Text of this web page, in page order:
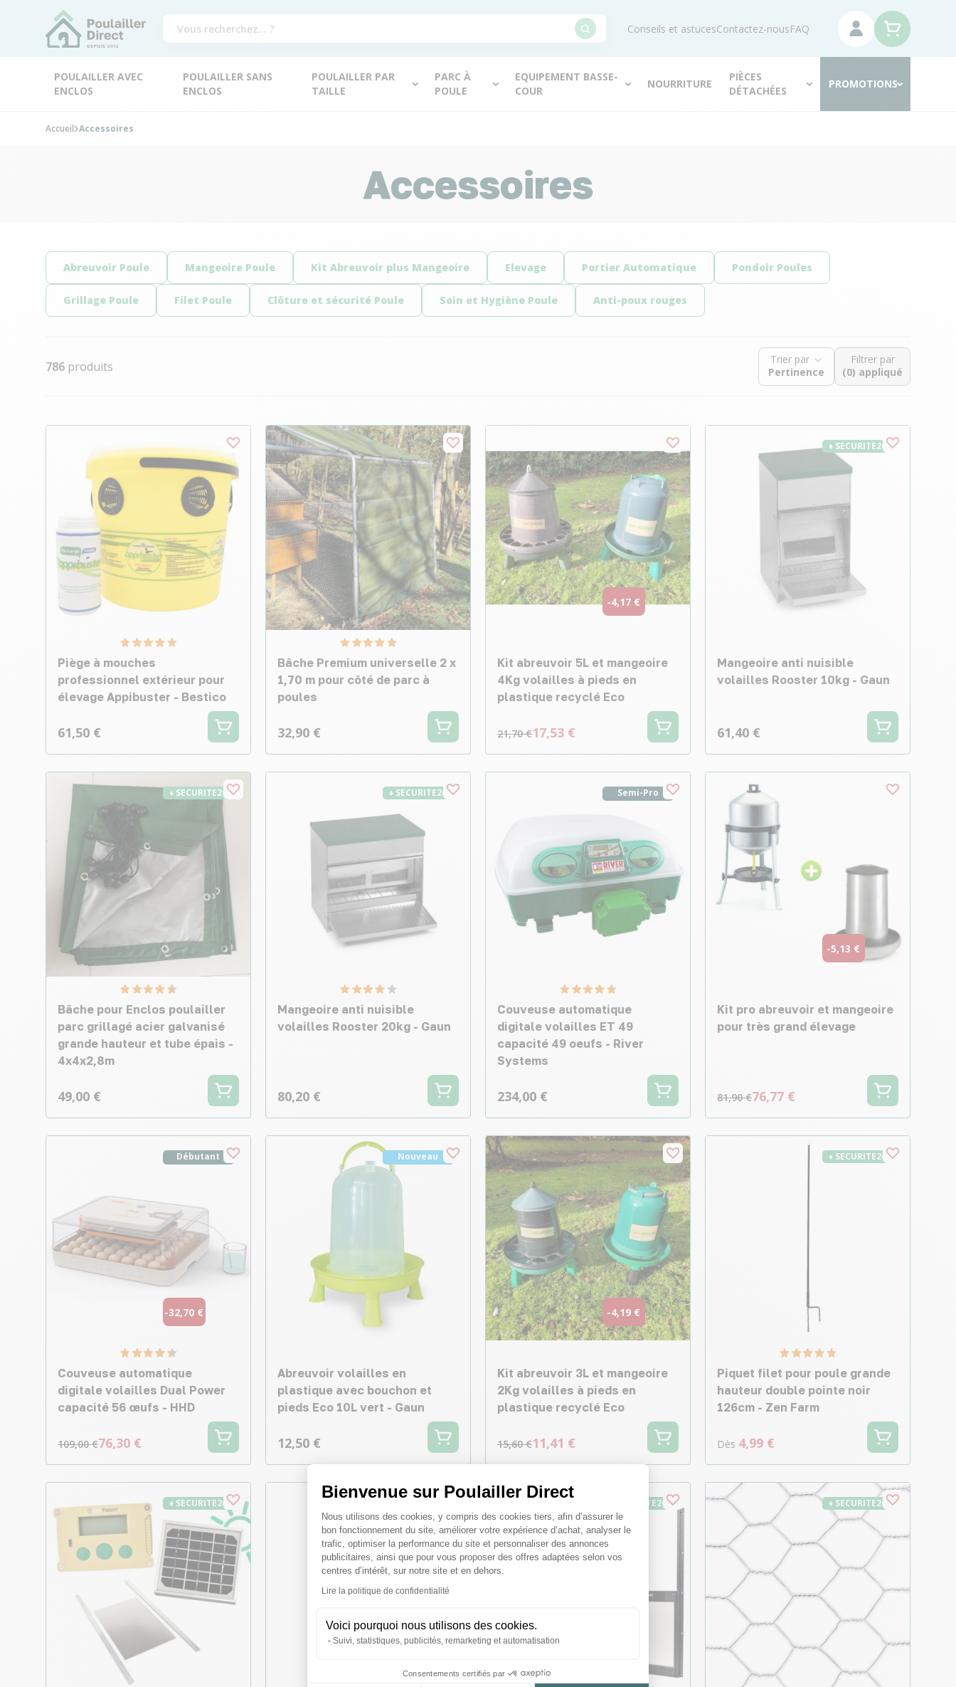
Bienvenue sur Poulailler Direct
Plateforme de Gestion du Consentement : Personnalisez vos Options
Nous utilisons des cookies, y compris des cookies tiers, afin d’assurer le
bon fonctionnement du site, améliorer votre expérience d’achat, analyser le
trafic, optimiser la performance du site et personnaliser des annonces
publicitaires, ainsi que pour vous proposer des offres adaptées selon vos
centres d’intérêt, sur notre site et en dehors.
Lire la politique de confidentialité
Voici pourquoi nous utilisons des cookies.
Suivi, statistiques, publicités, remarketing et automatisation
Consentements certifiés par
Axeptio consent
Conseils et astucesContactez-nousFAQ
POULAILLER AVEC
ENCLOS
POULAILLER SANS
ENCLOS
POULAILLER PAR
TAILLE
PARC À
POULE
EQUIPEMENT BASSE-
COUR
NOURRITURE
PIÈCES
DÉTACHÉES
PROMOTIONS
Accueil Accessoires
Accessoires
Abreuvoir Poule Mangeoire Poule Kit Abreuvoir plus Mangeoire Elevage Portier Automatique Pondoir Poules
Grillage Poule Filet Poule Clôture et sécurité Poule Soin et Hygiène Poule Anti-poux rouges
786 produits Trier par
Filtrer par
(0) appliqué
Piège à mouches
professionnel extérieur pour
élevage Appibuster - Bestico
61,50 €
Bâche Premium universelle 2 x
1,70 m pour côté de parc à
poules
32,90 €
-4,17 €
Kit abreuvoir 5L et mangeoire
4Kg volailles à pieds en
plastique recyclé Eco
21,70 €17,53 €
♦ SECURITE26
Mangeoire anti nuisible
volailles Rooster 10kg - Gaun
61,40 €
♦ SECURITE26
Bâche pour Enclos poulailler
parc grillagé acier galvanisé
grande hauteur et tube épais -
4x4x2,8m
49,00 €
♦ SECURITE26
Mangeoire anti nuisible
volailles Rooster 20kg - Gaun
80,20 €
Semi-Pro
Couveuse automatique
digitale volailles ET 49
capacité 49 oeufs - River
Systems
234,00 €
-5,13 €
Kit pro abreuvoir et mangeoire
pour très grand élevage
81,90 €76,77 €
Débutant
-32,70 €
Couveuse automatique
digitale volailles Dual Power
capacité 56 œufs - HHD
109,00 €76,30 €
Nouveau
Abreuvoir volailles en
plastique avec bouchon et
pieds Eco 10L vert - Gaun
12,50 €
-4,19 €
Kit abreuvoir 3L et mangeoire
2Kg volailles à pieds en
plastique recyclé Eco
15,60 €11,41 €
♦ SECURITE26
Piquet filet pour poule grande
hauteur double pointe noir
126cm - Zen Farm
Dès 4,99 €
♦ SECURITE26 ♦ SECURITE26 ♦ SECURITE26